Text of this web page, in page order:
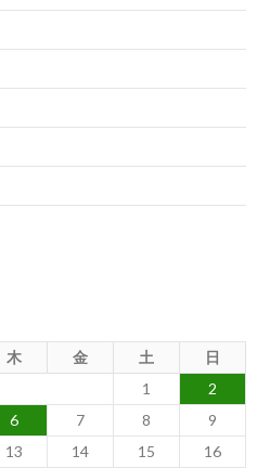
木 金 土
日
1
2
6 7 8
9
13 14 15 16